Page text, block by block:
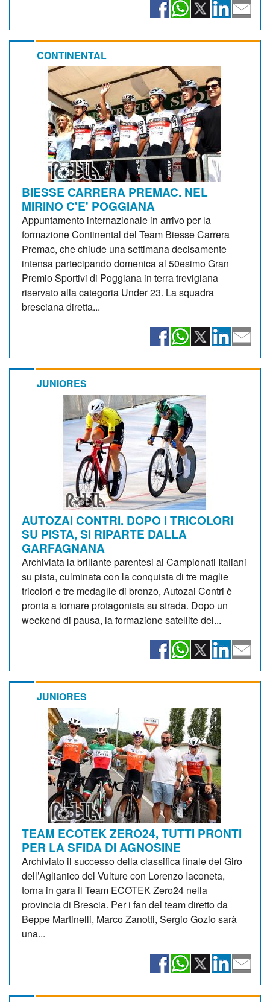
CONTINENTAL
BIESSE CARRERA PREMAC. NEL
MIRINO C'E' POGGIANA
Appuntamento internazionale in arrivo per la
formazione Continental del Team Biesse Carrera
Premac, che chiude una settimana decisamente
intensa partecipando domenica al 50esimo Gran
Premio Sportivi di Poggiana in terra trevigiana
riservato alla categoria Under 23. La squadra
bresciana diretta...
JUNIORES
AUTOZAI CONTRI. DOPO I TRICOLORI
SU PISTA, SI RIPARTE DALLA
GARFAGNANA
Archiviata la brillante parentesi ai Campionati Italiani
su pista, culminata con la conquista di tre maglie
tricolori e tre medaglie di bronzo, Autozai Contri è
pronta a tornare protagonista su strada. Dopo un
weekend di pausa, la formazione satellite del...
JUNIORES
TEAM ECOTEK ZERO24, TUTTI PRONTI
PER LA SFIDA DI AGNOSINE
Archiviato il successo della classifica finale del Giro
dell’Aglianico del Vulture con Lorenzo Iaconeta,
torna in gara il Team ECOTEK Zero24 nella
provincia di Brescia. Per i fan del team diretto da
Beppe Martinelli, Marco Zanotti, Sergio Gozio sarà
una...